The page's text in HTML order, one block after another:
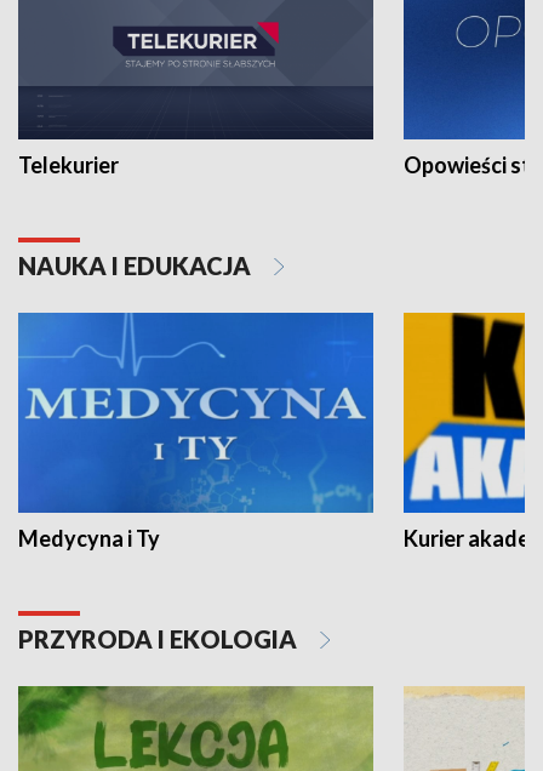
Telekurier Opowieści
NAUKA I EDUKACJA
Medycyna i Ty Kurier
PRZYRODA I EKOLOGIA